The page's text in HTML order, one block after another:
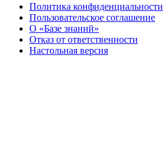
Политика конфиденциальности
Пользовательское соглашение
О «Базе знаний»
Отказ от ответственности
Настольная версия